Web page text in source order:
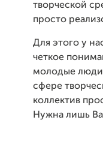
творческой
просто
Для этого у
четкое
молодые
сфере
коллектив
Нужна лишь